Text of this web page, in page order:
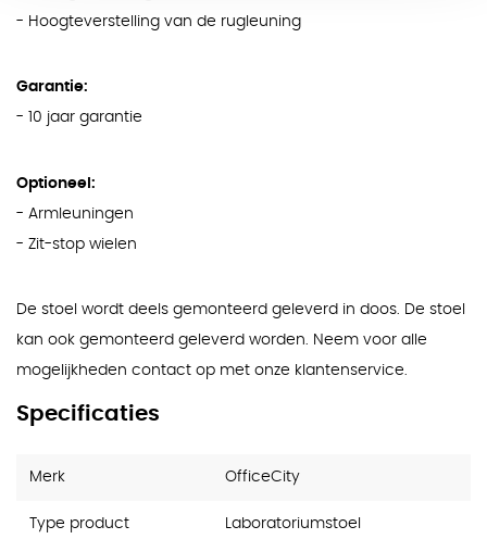
- Hoogteverstelling van de rugleuning
Garantie:
- 10 jaar garantie
Optioneel:
- Armleuningen
- Zit-stop wielen
De stoel wordt deels gemonteerd geleverd in doos. De stoel
kan ook gemonteerd geleverd worden. Neem voor alle
mogelijkheden contact op met onze klantenservice.
Specificaties
Merk OfficeCity
Type product Laboratoriumstoel